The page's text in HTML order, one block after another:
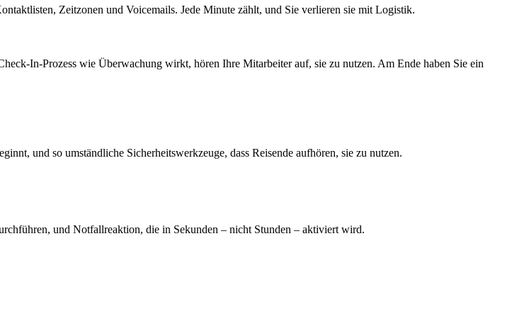
Zeitzonen und Voicemails. Jede Minute zählt, und Sie verlieren sie mit Logistik.
In-Prozess wie Überwachung wirkt, hören Ihre Mitarbeiter auf, sie zu nutzen. Am Ende haben Sie ein
und so umständliche Sicherheitswerkzeuge, dass Reisende aufhören, sie zu nutzen.
und Notfallreaktion, die in Sekunden – nicht Stunden – aktiviert wird.